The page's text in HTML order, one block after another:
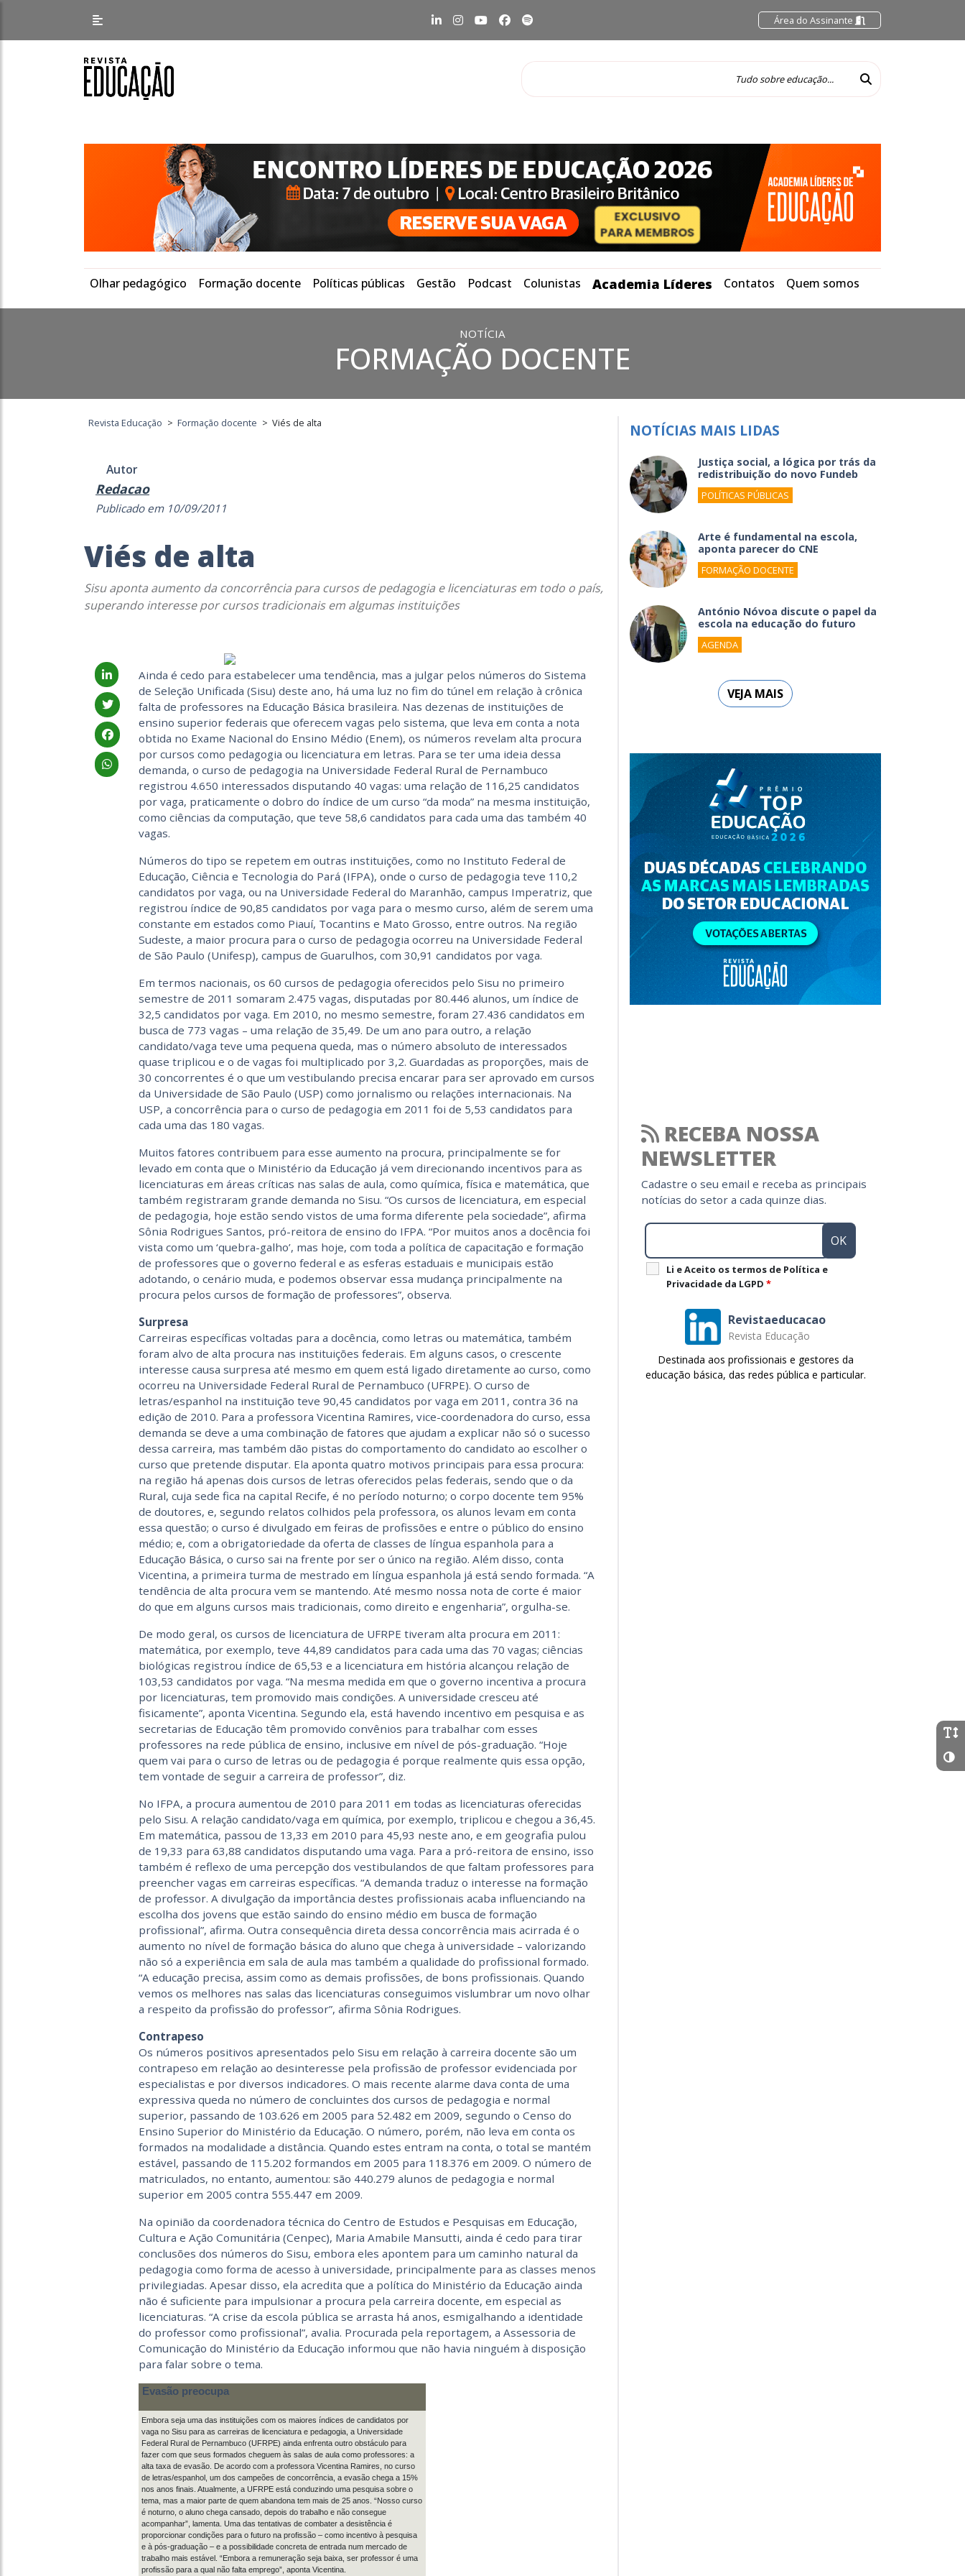
Área do Assinante
Olhar pedagógico Formação docente Políticas públicas Gestão Podcast Colunistas Academia Líderes Contatos Quem somos
NOTÍCIA
FORMAÇÃO DOCENTE
Revista Educação > Formação docente > Viés de alta
Autor
Redacao
Publicado em 10/09/2011
Viés de alta
Sisu aponta aumento da concorrência para cursos de pedagogia e licenciaturas em todo o país,
superando interesse por cursos tradicionais em algumas instituições
Ainda é cedo para estabelecer uma tendência, mas a julgar pelos números do Sistema
de Seleção Unificada (Sisu) deste ano, há uma luz no fim do túnel em relação à crônica
falta de professores na Educação Básica brasileira. Nas dezenas de instituições de
ensino superior federais que oferecem vagas pelo sistema, que leva em conta a nota
obtida no Exame Nacional do Ensino Médio (Enem), os números revelam alta procura
por cursos como pedagogia ou licenciatura em letras. Para se ter uma ideia dessa
demanda, o curso de pedagogia na Universidade Federal Rural de Pernambuco
registrou 4.650 interessados disputando 40 vagas: uma relação de 116,25 candidatos
por vaga, praticamente o dobro do índice de um curso “da moda” na mesma instituição,
como ciências da computação, que teve 58,6 candidatos para cada uma das também 40
vagas.
Números do tipo se repetem em outras instituições, como no Instituto Federal de
Educação, Ciência e Tecnologia do Pará (IFPA), onde o curso de pedagogia teve 110,2
candidatos por vaga, ou na Universidade Federal do Maranhão, campus Imperatriz, que
registrou índice de 90,85 candidatos por vaga para o mesmo curso, além de serem uma
constante em estados como Piauí, Tocantins e Mato Grosso, entre outros. Na região
Sudeste, a maior procura para o curso de pedagogia ocorreu na Universidade Federal
de São Paulo (Unifesp), campus de Guarulhos, com 30,91 candidatos por vaga.
Em termos nacionais, os 60 cursos de pedagogia oferecidos pelo Sisu no primeiro
semestre de 2011 somaram 2.475 vagas, disputadas por 80.446 alunos, um índice de
32,5 candidatos por vaga. Em 2010, no mesmo semestre, foram 27.436 candidatos em
busca de 773 vagas – uma relação de 35,49. De um ano para outro, a relação
candidato/vaga teve uma pequena queda, mas o número absoluto de interessados
quase triplicou e o de vagas foi multiplicado por 3,2. Guardadas as proporções, mais de
30 concorrentes é o que um vestibulando precisa encarar para ser aprovado em cursos
da Universidade de São Paulo (USP) como jornalismo ou relações internacionais. Na
USP, a concorrência para o curso de pedagogia em 2011 foi de 5,53 candidatos para
cada uma das 180 vagas.
Muitos fatores contribuem para esse aumento na procura, principalmente se for
levado em conta que o Ministério da Educação já vem direcionando incentivos para as
licenciaturas em áreas críticas nas salas de aula, como química, física e matemática, que
também registraram grande demanda no Sisu. “Os cursos de licenciatura, em especial
de pedagogia, hoje estão sendo vistos de uma forma diferente pela sociedade”, afirma
Sônia Rodrigues Santos, pró-reitora de ensino do IFPA. “Por muitos anos a docência foi
vista como um ‘quebra-galho’, mas hoje, com toda a política de capacitação e formação
de professores que o governo federal e as esferas estaduais e municipais estão
adotando, o cenário muda, e podemos observar essa mudança principalmente na
procura pelos cursos de formação de professores”, observa.
Surpresa
Carreiras específicas voltadas para a docência, como letras ou matemática, também
foram alvo de alta procura nas instituições federais. Em alguns casos, o crescente
interesse causa surpresa até mesmo em quem está ligado diretamente ao curso, como
ocorreu na Universidade Federal Rural de Pernambuco (UFRPE). O curso de
letras/espanhol na instituição teve 90,45 candidatos por vaga em 2011, contra 36 na
edição de 2010. Para a professora Vicentina Ramires, vice-coordenadora do curso, essa
demanda se deve a uma combinação de fatores que ajudam a explicar não só o sucesso
dessa carreira, mas também dão pistas do comportamento do candidato ao escolher o
curso que pretende disputar. Ela aponta quatro motivos principais para essa procura:
na região há apenas dois cursos de letras oferecidos pelas federais, sendo que o da
Rural, cuja sede fica na capital Recife, é no período noturno; o corpo docente tem 95%
de doutores, e, segundo relatos colhidos pela professora, os alunos levam em conta
essa questão; o curso é divulgado em feiras de profissões e entre o público do ensino
médio; e, com a obrigatoriedade da oferta de classes de língua espanhola para a
Educação Básica, o curso sai na frente por ser o único na região. Além disso, conta
Vicentina, a primeira turma de mestrado em língua espanhola já está sendo formada. “A
tendência de alta procura vem se mantendo. Até mesmo nossa nota de corte é maior
do que em alguns cursos mais tradicionais, como direito e engenharia”, orgulha-se.
De modo geral, os cursos de licenciatura de UFRPE tiveram alta procura em 2011:
matemática, por exemplo, teve 44,89 candidatos para cada uma das 70 vagas; ciências
biológicas registrou índice de 65,53 e a licenciatura em história alcançou relação de
103,53 candidatos por vaga. “Na mesma medida em que o governo incentiva a procura
por licenciaturas, tem promovido mais condições. A universidade cresceu até
fisicamente”, aponta Vicentina. Segundo ela, está havendo incentivo em pesquisa e as
secretarias de Educação têm promovido convênios para trabalhar com esses
professores na rede pública de ensino, inclusive em nível de pós-graduação. “Hoje
quem vai para o curso de letras ou de pedagogia é porque realmente quis essa opção,
tem vontade de seguir a carreira de professor”, diz.
No IFPA, a procura aumentou de 2010 para 2011 em todas as licenciaturas oferecidas
pelo Sisu. A relação candidato/vaga em química, por exemplo, triplicou e chegou a 36,45.
Em matemática, passou de 13,33 em 2010 para 45,93 neste ano, e em geografia pulou
de 19,33 para 63,88 candidatos disputando uma vaga. Para a pró-reitora de ensino, isso
também é reflexo de uma percepção dos vestibulandos de que faltam professores para
preencher vagas em carreiras específicas. “A demanda traduz o interesse na formação
de professor. A divulgação da importância destes profissionais acaba influenciando na
escolha dos jovens que estão saindo do ensino médio em busca de formação
profissional”, afirma. Outra consequência direta dessa concorrência mais acirrada é o
aumento no nível de formação básica do aluno que chega à universidade – valorizando
não só a experiência em sala de aula mas também a qualidade do profissional formado.
“A educação precisa, assim como as demais profissões, de bons profissionais. Quando
vemos os melhores nas salas das licenciaturas conseguimos vislumbrar um novo olhar
a respeito da profissão do professor”, afirma Sônia Rodrigues.
Contrapeso
Os números positivos apresentados pelo Sisu em relação à carreira docente são um
contrapeso em relação ao desinteresse pela profissão de professor evidenciada por
especialistas e por diversos indicadores. O mais recente alarme dava conta de uma
expressiva queda no número de concluintes dos cursos de pedagogia e normal
superior, passando de 103.626 em 2005 para 52.482 em 2009, segundo o Censo do
Ensino Superior do Ministério da Educação. O número, porém, não leva em conta os
formados na modalidade a distância. Quando estes entram na conta, o total se mantém
estável, passando de 115.202 formandos em 2005 para 118.376 em 2009. O número de
matriculados, no entanto, aumentou: são 440.279 alunos de pedagogia e normal
superior em 2005 contra 555.447 em 2009.
Na opinião da coordenadora técnica do Centro de Estudos e Pesquisas em Educação,
Cultura e Ação Comunitária (Cenpec), Maria Amabile Mansutti, ainda é cedo para tirar
conclusões dos números do Sisu, embora eles apontem para um caminho natural da
pedagogia como forma de acesso à universidade, principalmente para as classes menos
privilegiadas. Apesar disso, ela acredita que a política do Ministério da Educação ainda
não é suficiente para impulsionar a procura pela carreira docente, em especial as
licenciaturas. “A crise da escola pública se arrasta há anos, esmigalhando a identidade
do professor como profissional”, avalia. Procurada pela reportagem, a Assessoria de
Comunicação do Ministério da Educação informou que não havia ninguém à disposição
para falar sobre o tema.
Evasão preocupa
Embora seja uma das instituições com os maiores índices de candidatos por
vaga no Sisu para as carreiras de licenciatura e pedagogia, a Universidade
Federal Rural de Pernambuco (UFRPE) ainda enfrenta outro obstáculo para
fazer com que seus formados cheguem às salas de aula como professores: a
alta taxa de evasão. De acordo com a professora Vicentina Ramires, no curso
de letras/espanhol, um dos campeões de concorrência, a evasão chega a 15%
nos anos finais. Atualmente, a UFRPE está conduzindo uma pesquisa sobre o
tema, mas a maior parte de quem abandona tem mais de 25 anos. “Nosso curso
é noturno, o aluno chega cansado, depois do trabalho e não consegue
acompanhar”, lamenta. Uma das tentativas de combater a desistência é
proporcionar condições para o futuro na profissão – como incentivo à pesquisa
e à pós-graduação – e a possibilidade concreta de entrada num mercado de
trabalho mais estável. “Embora a remuneração seja baixa, ser professor é uma
profissão para a qual não falta emprego”, aponta Vicentina.
NOTÍCIAS MAIS LIDAS
Justiça social, a lógica por trás da
redistribuição do novo Fundeb
POLÍTICAS PÚBLICAS
Arte é fundamental na escola,
aponta parecer do CNE
FORMAÇÃO DOCENTE
António Nóvoa discute o papel da
escola na educação do futuro
AGENDA
VEJA MAIS
RECEBA NOSSA
NEWSLETTER
Cadastre o seu email e receba as principais
notícias do setor a cada quinze dias.
Li e Aceito os termos de Política e
Privacidade da LGPD *
Revistaeducacao
Revista Educação
Destinada aos profissionais e gestores da
educação básica, das redes pública e particular.